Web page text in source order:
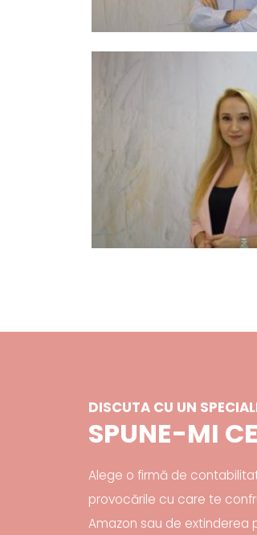
DISCUTA CU UN
SPUNE-MI
Alege o firmă de
provocările cu care te
Amazon sau de extinderea